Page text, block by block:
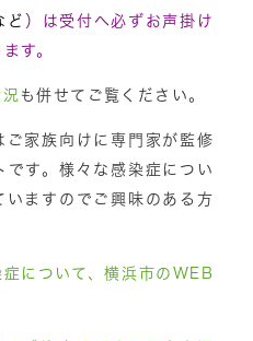
ど ）は受付へ必ずお声掛け
す。
も併せてご覧ください。
ご家族向けに専門家が監修
です。様々な感染症につい
いますのでご興味のある方
について、横浜市のWEB